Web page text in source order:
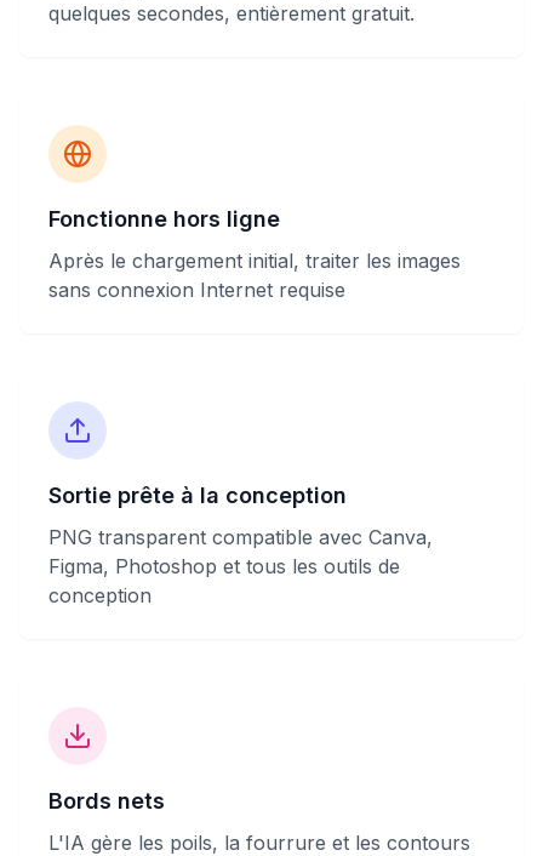
quelques secondes, entièrement gratuit.
Fonctionne hors ligne
Après le chargement initial, traiter les images
sans connexion Internet requise
Sortie prête à la conception
PNG transparent compatible avec Canva,
Figma, Photoshop et tous les outils de
conception
Bords nets
L'IA gère les poils, la fourrure et les contours